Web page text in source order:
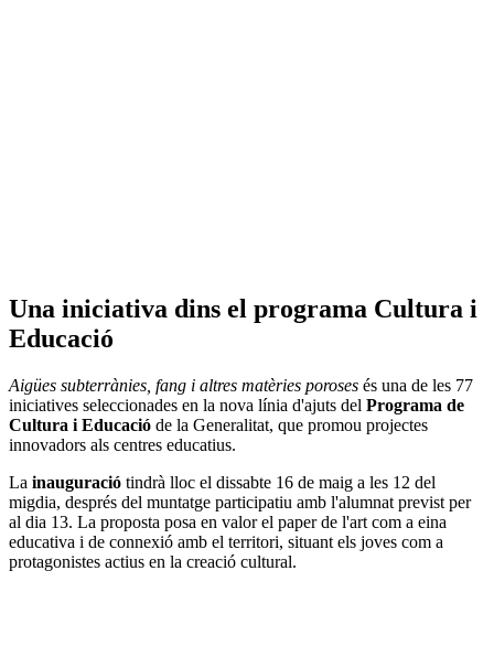
Una iniciativa dins el programa Cultura i
Educació
Aigües subterrànies, fang i altres matèries poroses és una de les 77
iniciatives seleccionades en la nova línia d'ajuts del Programa de
Cultura i Educació de la Generalitat, que promou projectes
innovadors als centres educatius.
La inauguració tindrà lloc el dissabte 16 de maig a les 12 del
migdia, després del muntatge participatiu amb l'alumnat previst per
al dia 13. La proposta posa en valor el paper de l'art com a eina
educativa i de connexió amb el territori, situant els joves com a
protagonistes actius en la creació cultural.